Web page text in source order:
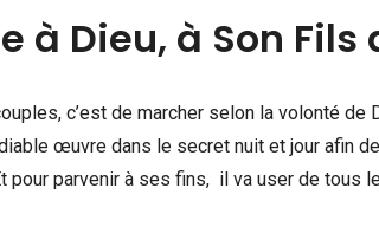
à Dieu, à Son
c’est de marcher selon la volonté
œuvre dans le secret nuit et jour afin
pour parvenir à ses fins, il va user de tous